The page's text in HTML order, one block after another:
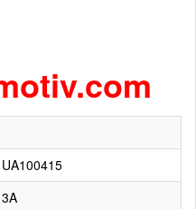
UA100415
3A